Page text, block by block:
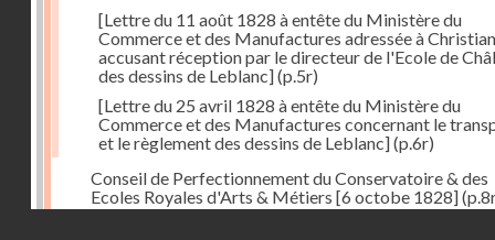
[Lettre du 11 août 1828 à entête du Ministère du
Commerce et des Manufactures adressée à Christian
accusant réception par le directeur de l'Ecole de
des dessins de Leblanc](p.5r)
[Lettre du 25 avril 1828 à entête du Ministère du
Commerce et des Manufactures concernant le
et le règlement des dessins de Leblanc](p.6r)
Conseil de Perfectionnement du Conservatoire & des
Ecoles Royales d'Arts & Métiers [6 octobe 1828]